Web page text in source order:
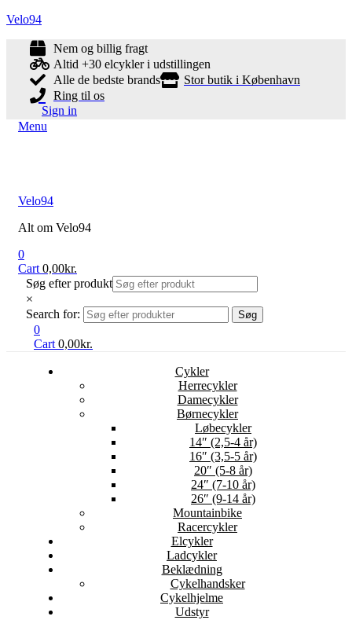
Velo94
Nem og billig fragt
Altid +30 elcykler i udstillingen
Alle de bedste brands
Stor butik i København
Ring til os
Sign in
Menu
Velo94
Alt om Velo94
0
Cart 0,00kr.
Søg efter produkt
×
Search for:
Søg
0
Cart 0,00kr.
Cykler
Herrecykler
Damecykler
Børnecykler
Løbecykler
14″ (2,5-4 år)
16″ (3,5-5 år)
20″ (5-8 år)
24″ (7-10 år)
26″ (9-14 år)
Mountainbike
Racercykler
Elcykler
Ladcykler
Beklædning
Cykelhandsker
Cykelhjelme
Udstyr